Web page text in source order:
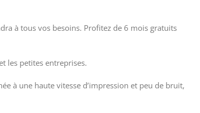
à tous vos besoins. Profitez de 6 mois gratuits
les petites entreprises.
à une haute vitesse d’impression et peu de bruit,